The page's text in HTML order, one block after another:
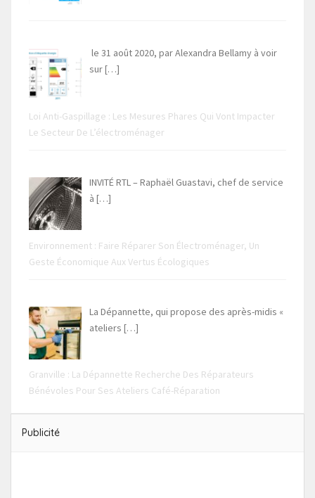
Loi Anti-Gaspillage : Les Mesures Phares Qui Vont Impacter
Le Secteur De L’électroménager
le 31 août 2020, par Alexandra Bellamy à voir
sur[…]
Environnement : Faire Réparer Son Électroménager, Un
Geste Économique Aux Vertus Écologiques
INVITÉ RTL – Raphaël Guastavi, chef de service
à […]
Granville : La Dépannette Recherche Des Réparateurs
Bénévoles Pour Ses Ateliers Café-Réparation
La Dépannette, qui propose des après-midis «
ateliers […]
Publicité